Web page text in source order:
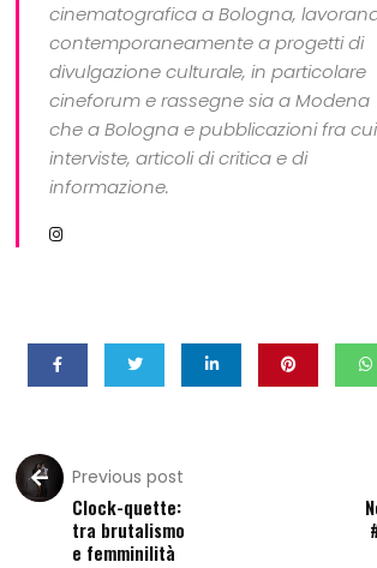
cinematografica a Bologna,
contemporaneamente a progetti di
divulgazione culturale, in particolare
cineforum e rassegne sia a Modena
che a Bologna e pubblicazioni fra cui
interviste, articoli di critica e di
informazione.
Previous post
Clock-quette:
tra brutalismo
e femminilità